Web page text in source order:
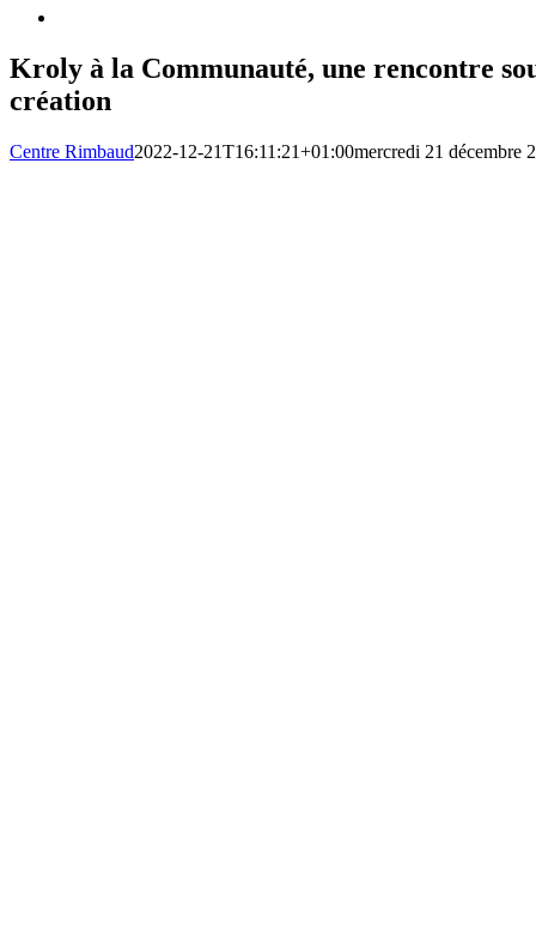
Kroly à la Communauté, une rencontre
création
Centre Rimbaud2022-12-21T16:11:21+01:00mercredi 21 décembre